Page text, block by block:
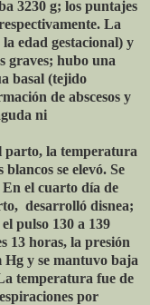
3230 g; los puntajes
La
edad gestacional) y
graves; hubo una
basal (tejido
de abscesos y
ni
parto, la temperatura
se elevó. Se
el cuarto día de
desarrolló disnea;
pulso 130 a 139
13 horas, la presión
y se mantuvo baja
temperatura fue de
por